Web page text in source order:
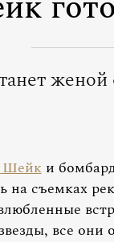
и
на съемках
все они